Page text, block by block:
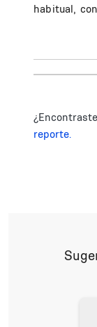
habitual,
reporte.